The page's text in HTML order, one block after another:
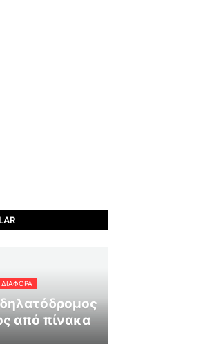
ΔΙΑΦΟΡΑ
από πίνακα